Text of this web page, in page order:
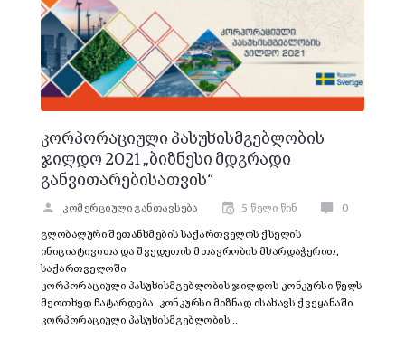
კორპორაციული პასუხისმგებლობის
ჯილდო 2021 „ბიზნესი მდგრადი
განვითარებისათვის“
კომერციული განთავსება 5 წელი წინ 0
გლობალური შეთანხმების საქართველოს ქსელის
ინიციატივითა და შვედეთის მთავრობის მხარდაჭერით,
საქართველოში
კორპორაციული პასუხისმგებლობის ჯილდოს კონკურსი წელს
მეოთხედ ჩატარდება. კონკურსი მიზნად ისახავს ქვეყანაში
კორპორაციული პასუხისმგებლობის…